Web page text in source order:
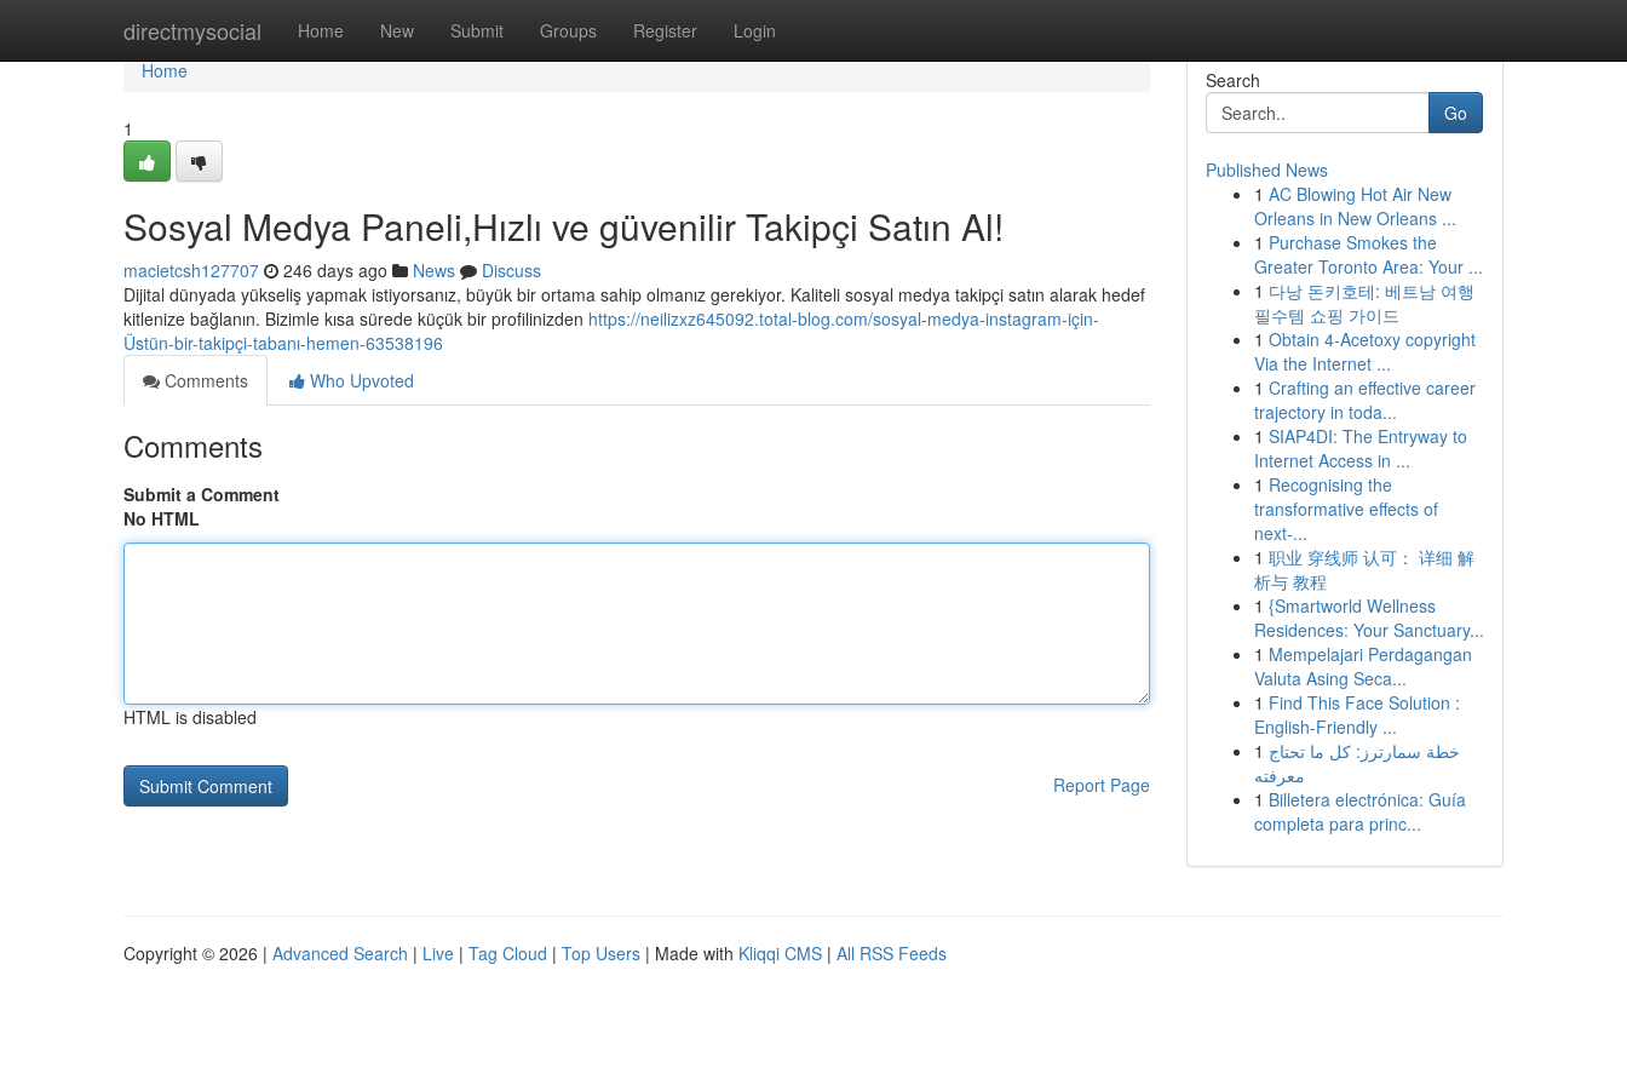
directmysocial Home New Submit Groups Register Login
Home
Home
1
Sosyal Medya Paneli,Hızlı ve güvenilir Takipçi Satın Al!
macietcsh127707 246 days ago News
Discuss
Dijital dünyada yükseliş yapmak istiyorsanız, büyük bir ortama sahip olmanız gerekiyor. Kaliteli sosyal medya takipçi satın alarak hedef
kitlenize bağlanın. Bizimle kısa sürede küçük bir profilinizden https://neilizxz645092.total-blog.com/sosyal-medya-instagram-için-
Üstün-bir-takipçi-tabanı-hemen-63538196
Comments
Who Upvoted
Comments
Submit a Comment
No HTML
HTML is disabled
Report Page
Search
Go
Published News
1 AC Blowing Hot Air New
Orleans in New Orleans ...
1 Purchase Smokes the
Greater Toronto Area: Your ...
1 다낭 돈키호테: 베트남 여행
필수템 쇼핑 가이드
1 Obtain 4-Acetoxy copyright
Via the Internet ...
1 Crafting an effective career
trajectory in toda...
1 SIAP4DI: The Entryway to
Internet Access in ...
1 Recognising the
transformative effects of
next-...
1 职业 穿线师 认可： 详细 解
析与 教程
1 {Smartworld Wellness
Residences: Your Sanctuary...
1 Mempelajari Perdagangan
Valuta Asing Seca...
1 Find This Face Solution :
English-Friendly ...
1 خطة سمارترز: كل ما تحتاج
معرفته
1 Billetera electrónica: Guía
completa para princ...
Copyright © 2026 | Advanced Search | Live | Tag Cloud | Top Users | Made with Kliqqi CMS | All RSS Feeds